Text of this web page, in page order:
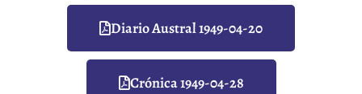
Diario Austral 1949-04-20
Crónica 1949-04-28